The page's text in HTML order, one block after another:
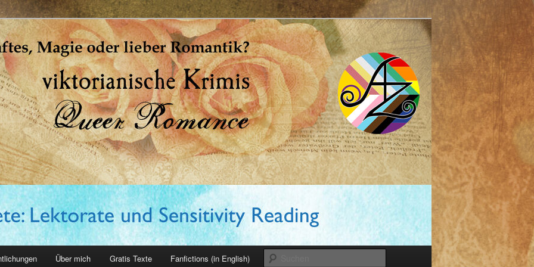
Über mich Gratis Texte Fanfictions (in English)